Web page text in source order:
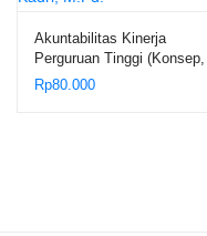
Akuntabilitas Kinerja
Perguruan Tinggi (Konsep,
Teori, dan Kasus) – Dr.
Al Kadri, M.Pd.
Rp80.000